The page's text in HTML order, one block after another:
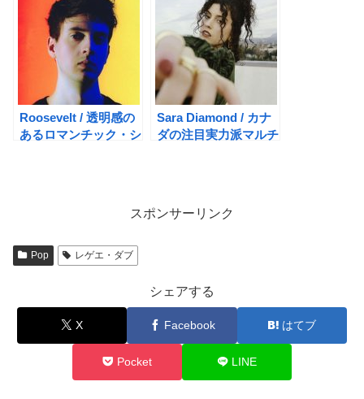
Roosevelt / 透明感の
あるロマンチック・シ
Sara Diamond / カナ
ダの注目実力派マルチ
スポンサーリンク
Pop レゲエ・ダブ
シェアする
X Facebook はてブ
Pocket LINE